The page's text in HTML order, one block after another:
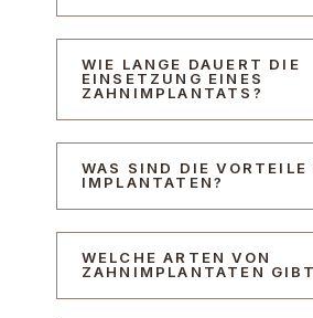
WIE LANGE DAUERT DIE
EINSETZUNG EINES
ZAHNIMPLANTATS?
WAS SIND DIE VORTEILE
IMPLANTATEN?
WELCHE ARTEN VON
ZAHNIMPLANTATEN